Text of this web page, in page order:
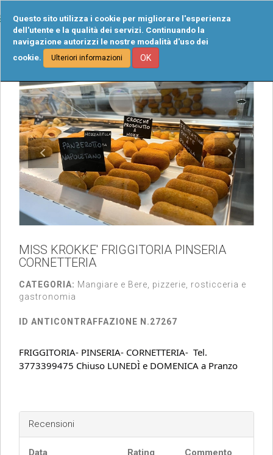
Questo sito utilizza i cookie per migliorare l'esperienza
dell'utente e la qualità dei servizi. Continuando la
navigazione autorizzi le nostre modalità d'uso dei
cookie.
Ulteriori informazioni OK
MISS KROKKE' FRIGGITORIA PINSERIA
CORNETTERIA
CATEGORIA: Mangiare e Bere, pizzerie, rosticceria e
gastronomia
ID ANTICONTRAFFAZIONE N.27267
FRIGGITORIA- PINSERIA- CORNETTERIA- Tel.
3773399475 Chiuso LUNEDÌ e DOMENICA a Pranzo
Recensioni